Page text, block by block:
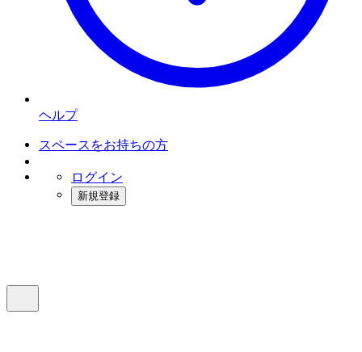
ヘルプ
スペースをお持ちの方
ログイン
新規登録